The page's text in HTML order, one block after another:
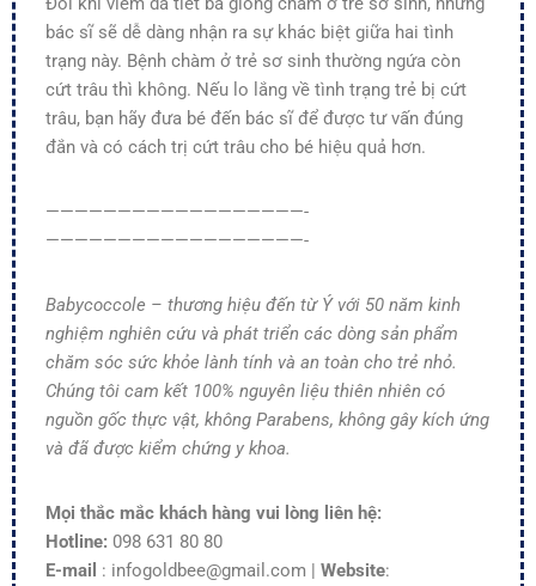
bác sĩ sẽ dễ dàng nhận ra sự khác biệt giữa hai tình
trạng này. Bệnh chàm ở trẻ sơ sinh thường ngứa còn
cứt trâu thì không. Nếu lo lắng về tình trạng trẻ bị cứt
trâu, bạn hãy đưa bé đến bác sĩ để được tư vấn đúng
đắn và có cách trị cứt trâu cho bé hiệu quả hơn.
——————————————————-
——————————————————-
Babycoccole – thương hiệu đến từ Ý với 50 năm kinh
nghiệm nghiên cứu và phát triển các dòng sản phẩm
chăm sóc sức khỏe lành tính và an toàn cho trẻ nhỏ.
Chúng tôi cam kết 100% nguyên liệu thiên nhiên có
nguồn gốc thực vật, không Parabens, không gây kích ứng
và đã được kiểm chứng y khoa.
Mọi thắc mắc khách hàng vui lòng liên hệ:
Hotline: 098 631 80 80
E-mail : infogoldbee@gmail.com | Website: